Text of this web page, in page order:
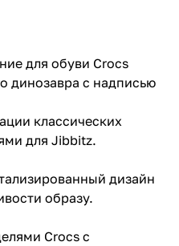
для обуви Crocs
динозавра с надписью
классических
для Jibbitz.
дизайн
образу.
Crocs с